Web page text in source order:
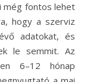
még fontos lehet
hogy a szerviz
adatokat, és
le semmit. Az
6–12 hónap